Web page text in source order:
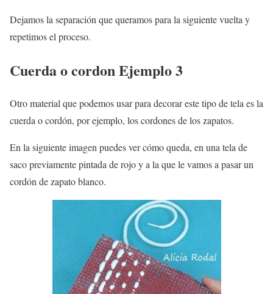
Dejamos la separación que queramos para la siguiente vuelta y
repetimos el proceso.
Cuerda o cordon Ejemplo 3
Otro material que podemos usar para decorar este tipo de tela es la
cuerda o cordón, por ejemplo, los cordones de los zapatos.
En la siguiente imagen puedes ver cómo queda, en una tela de
saco previamente pintada de rojo y a la que le vamos a pasar un
cordón de zapato blanco.